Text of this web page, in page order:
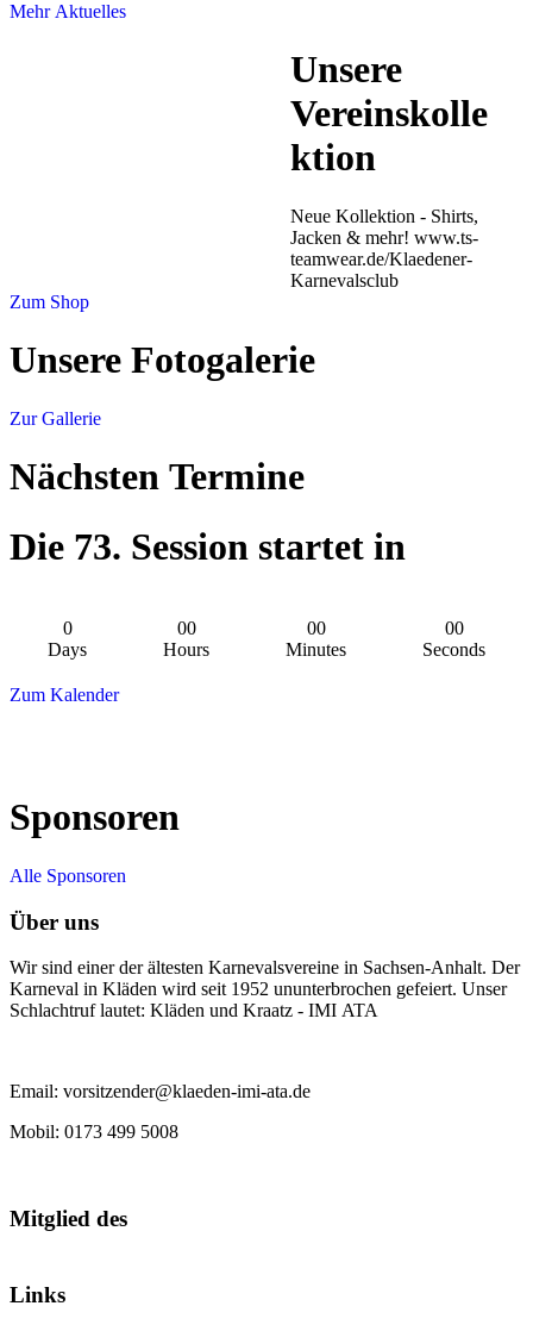
Mehr Aktuelles
Unsere
Vereinskolle
ktion
Neue Kollektion - Shirts,
Jacken & mehr! www.ts-
teamwear.de/Klaedener-
Karnevalsclub
Zum Shop
Unsere Fotogalerie
Zur Gallerie
Nächsten Termine
Die 73. Session startet in
0
Days
00
Hours
00
Minutes
00
Seconds
Zum Kalender
Sponsoren
Alle Sponsoren
Über uns
Wir sind einer der ältesten Karnevalsvereine in Sachsen-Anhalt. Der
Karneval in Kläden wird seit 1952 ununterbrochen gefeiert. Unser
Schlachtruf lautet: Kläden und Kraatz - IMI ATA
Email: vorsitzender@klaeden-imi-ata.de
Mobil: 0173 499 5008
Mitglied des
Links